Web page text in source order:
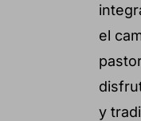
el
y